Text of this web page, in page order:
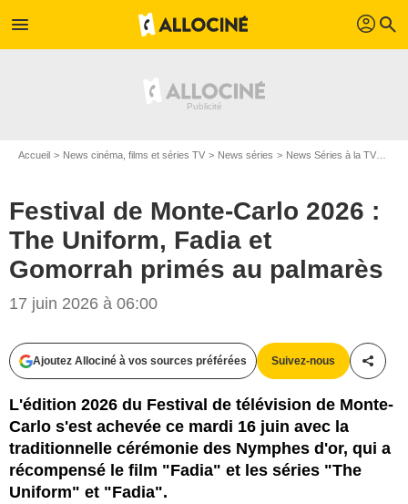
menu profil search
Accueil News cinéma, films et séries TV News séries News Séries à la TV
Festival de Monte-Carlo 2026 :
The Uniform, Fadia et
Gomorrah primés au palmarès
17 juin 2026 à 06:00
Ajoutez Allociné à vos sources préférées Suivez-nous
L'édition 2026 du Festival de télévision de Monte-
Carlo s'est achevée ce mardi 16 juin avec la
traditionnelle cérémonie des Nymphes d'or, qui a
récompensé le film "Fadia" et les séries "The
Uniform" et "Fadia".